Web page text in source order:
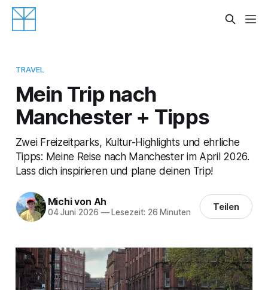
TRAVEL
Mein Trip nach
Manchester + Tipps
Zwei Freizeitparks, Kultur-Highlights und ehrliche
Tipps: Meine Reise nach Manchester im April 2026.
Lass dich inspirieren und plane deinen Trip!
Michi von Ah
04 Juni 2026 —Lesezeit: 26 Minuten Teilen